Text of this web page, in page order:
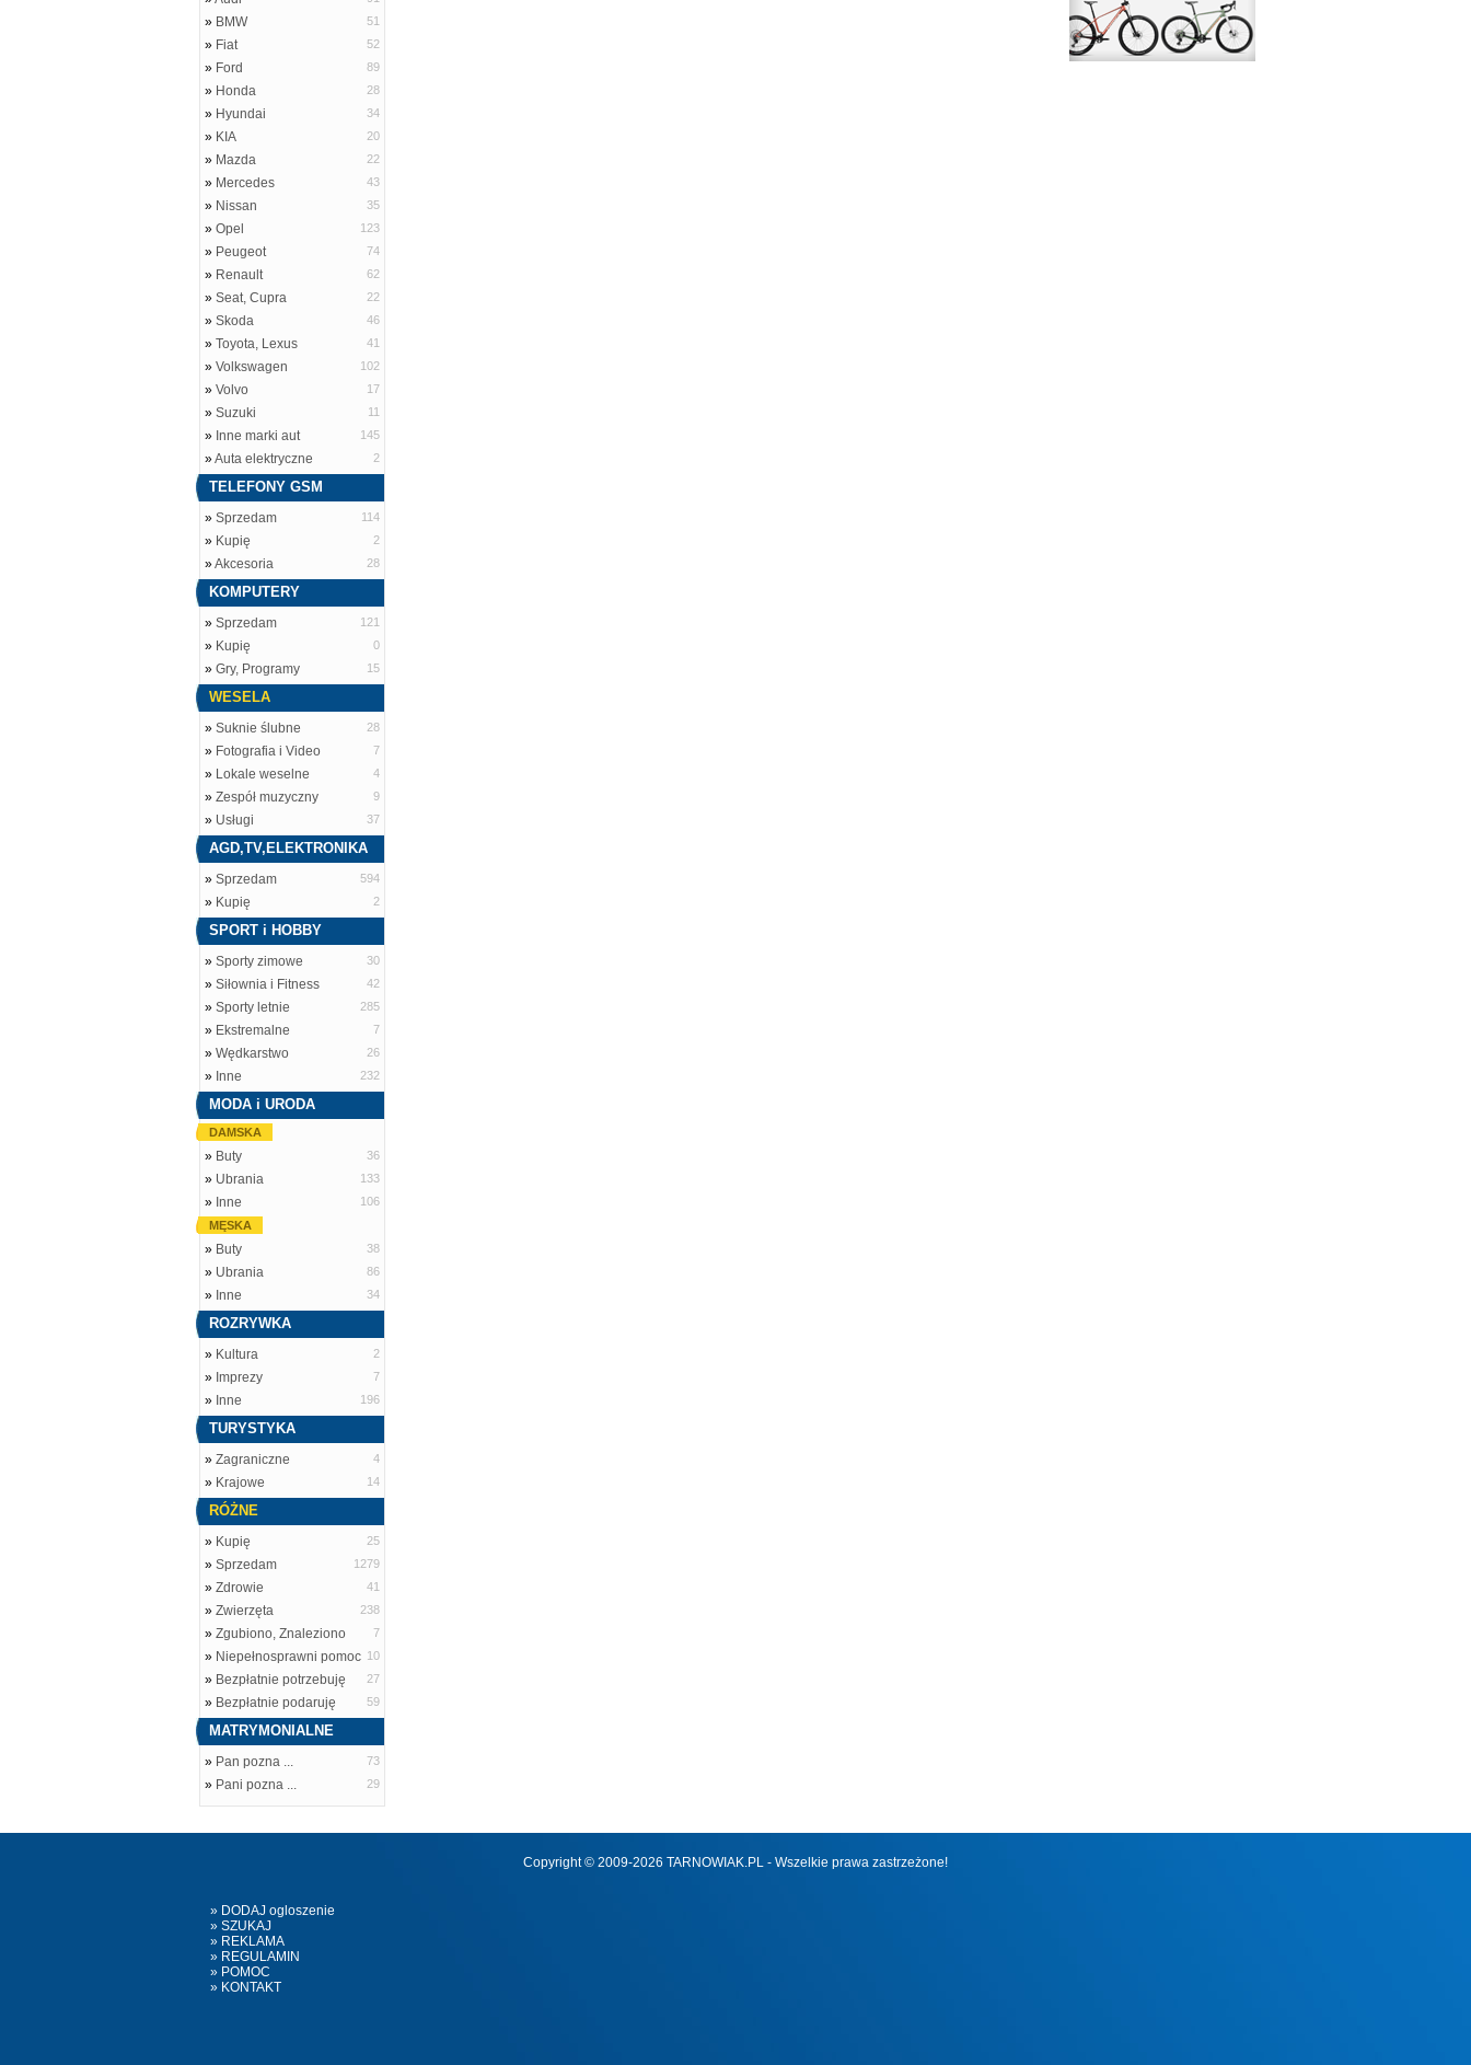
» BMW 51
» Fiat 52
» Ford 89
» Honda 28
» Hyundai 34
» KIA 20
» Mazda 22
» Mercedes 43
» Nissan 35
» Opel 123
» Peugeot 74
» Renault 62
» Seat, Cupra 22
» Skoda 46
» Toyota, Lexus 41
» Volkswagen 102
» Volvo 17
» Suzuki 11
» Inne marki aut 145
»Auta elektryczne 2
TELEFONY GSM
» Sprzedam 114
» Kupię 2
»Akcesoria 28
KOMPUTERY
» Sprzedam 121
» Kupię 0
» Gry, Programy 15
WESELA
» Suknie ślubne 28
» Fotografia i Video 7
» Lokale weselne 4
» Zespół muzyczny 9
» Usługi 37
AGD,TV,ELEKTRONIKA
» Sprzedam 594
» Kupię 2
SPORT i HOBBY
» Sporty zimowe 30
» Siłownia i Fitness 42
» Sporty letnie 285
» Ekstremalne 7
» Wędkarstwo 26
» Inne 232
MODA i URODA
DAMSKA
» Buty 36
» Ubrania 133
» Inne
106
MĘSKA
» Buty 38
» Ubrania 86
» Inne 34
ROZRYWKA
» Kultura 2
» Imprezy 7
» Inne 196
TURYSTYKA
» Zagraniczne 4
» Krajowe 14
RÓŻNE
» Kupię 25
» Sprzedam 1279
» Zdrowie 41
» Zwierzęta 238
» Zgubiono, Znaleziono 7
» Niepełnosprawni pomoc 10
» Bezpłatnie potrzebuję 27
» Bezpłatnie podaruję 59
MATRYMONIALNE
» Pan pozna ... 73
» Pani pozna ... 29
Copyright © 2009-2026 TARNOWIAK.PL - Wszelkie prawa zastrzeżone!
» DODAJ ogloszenie
» SZUKAJ
» REKLAMA
» REGULAMIN
» POMOC
» KONTAKT